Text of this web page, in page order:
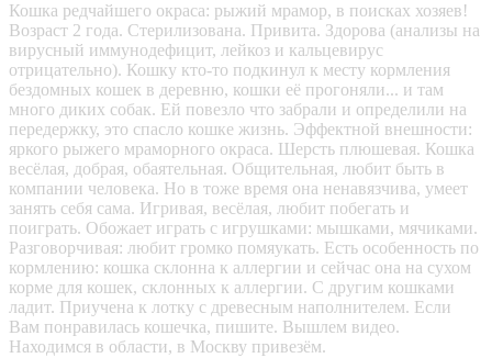
Кошка редчайшего окраса: рыжий мрамор, в поисках хозяев!
Возраст 2 года. Стерилизована. Привита. Здорова (анализы на
вирусный иммунодефицит, лейкоз и кальцевирус
отрицательно). Кошку кто-то подкинул к месту кормления
бездомных кошек в деревню, кошки её прогоняли... и там
много диких собак. Ей повезло что забрали и определили на
передержку, это спасло кошке жизнь. Эффектной внешности:
яркого рыжего мраморного окраса. Шерсть плюшевая. Кошка
весёлая, добрая, обаятельная. Общительная, любит быть в
компании человека. Но в тоже время она ненавязчива, умеет
занять себя сама. Игривая, весёлая, любит побегать и
поиграть. Обожает играть с игрушками: мышками, мячиками.
Разговорчивая: любит громко помяукать. Есть особенность по
кормлению: кошка склонна к аллергии и сейчас она на сухом
корме для кошек, склонных к аллергии. С другим кошками
ладит. Приучена к лотку с древесным наполнителем. Если
Вам понравилась кошечка, пишите. Вышлем видео.
Находимся в области, в Москву привезём.